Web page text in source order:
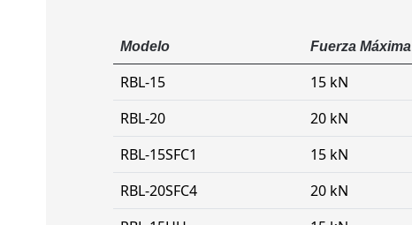
Modelo Fuerza Máxima
RBL-15 15 kN
RBL-20
20 kN
RBL-15SFC1
15 kN
RBL-20SFC4
20 kN